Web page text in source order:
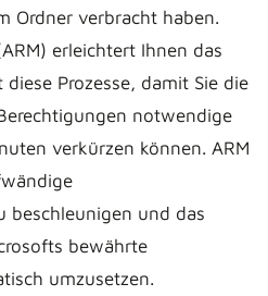
Ordner verbracht haben.
erleichtert Ihnen das
Prozesse, damit Sie die
notwendige
verkürzen können. ARM
beschleunigen und das
bewährte
umzusetzen.